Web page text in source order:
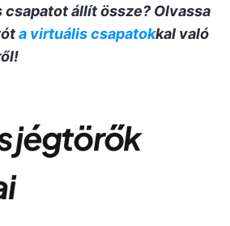
csapatot állít össze? Olvassa
a virtuális csapatokkal való
jégtörők